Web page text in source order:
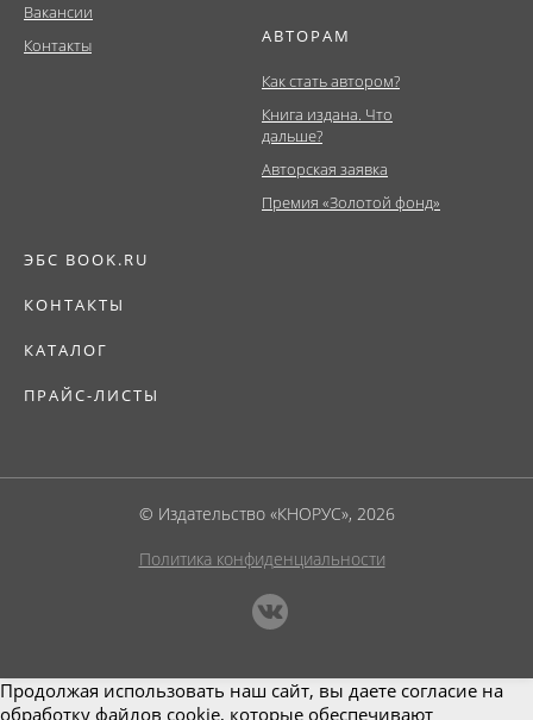
Вакансии
Контакты
АВТОРАМ
Как стать автором?
Книга издана. Что
дальше?
Авторская заявка
Премия «Золотой фонд»
ЭБС BOOK.RU
КОНТАКТЫ
КАТАЛОГ
ПРАЙС-ЛИСТЫ
© Издательство «КНОРУС», 2026
Политика конфиденциальности
Продолжая использовать наш сайт, вы даете согласие на
обработку файлов cookie, которые обеспечивают